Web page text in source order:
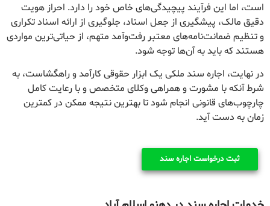
است، اما این فرآیند پیچیدگی‌های خاص خود را دارد. احراز هویت
دقیق مالک، پیشگیری از جعل اسناد، جلوگیری از ارائه اسناد تکراری
و تنظیم ضمانت‌نامه‌های معتبر رفت‌وآمد متهم، از حیاتی‌ترین مواردی
هستند که باید به آن‌ها توجه شود.
در نهایت، اجاره سند ملکی یک ابزار حقوقی کارآمد و راهگشاست، به
شرط آنکه با مشورت و همراهی وکلای متخصص و با رعایت کامل
چارچوب‌های قانونی انجام شود تا بهترین نتیجه ممکن در کمترین
زمان به دست آید.
ثبت درخواست اجاره سند